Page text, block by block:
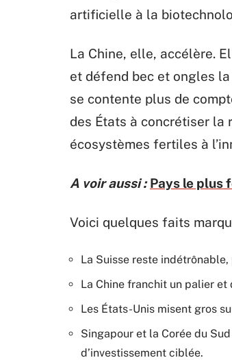
artificielle à la
La Chine, elle, accélère.
et défend bec et ongles
se contente plus de
des États à concrétiser
écosystèmes fertiles à
A voir aussi : Pays le plus
Voici quelques faits
La Suisse reste
La Chine franchit un palier
Les États-Unis misent gros
Singapour et la Corée du
d’investissement ciblée.